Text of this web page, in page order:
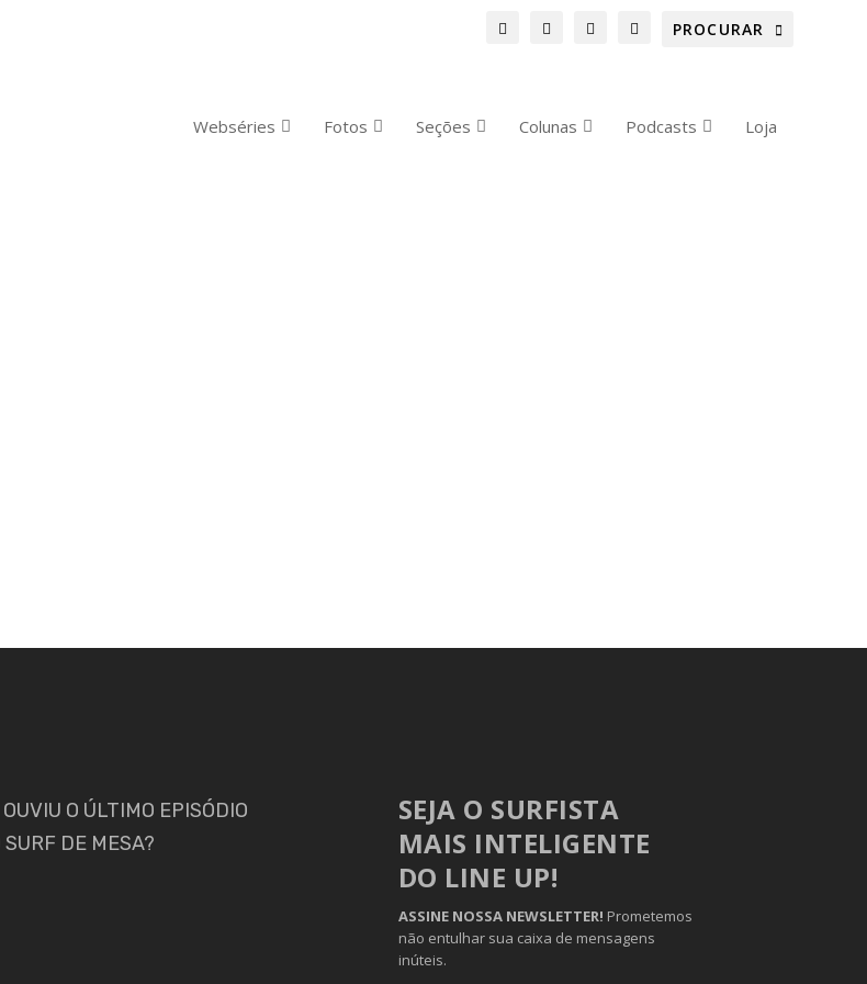
Webséries Fotos Seções Colunas Podcasts Loja
O ÚLTIMO EPISÓDIO
SURF DE MESA?
SEJA O SURFISTA
MAIS INTELIGENTE
DO LINE UP!
ASSINE NOSSA NEWSLETTER! Prometemos
não entulhar sua caixa de mensagens
inúteis.